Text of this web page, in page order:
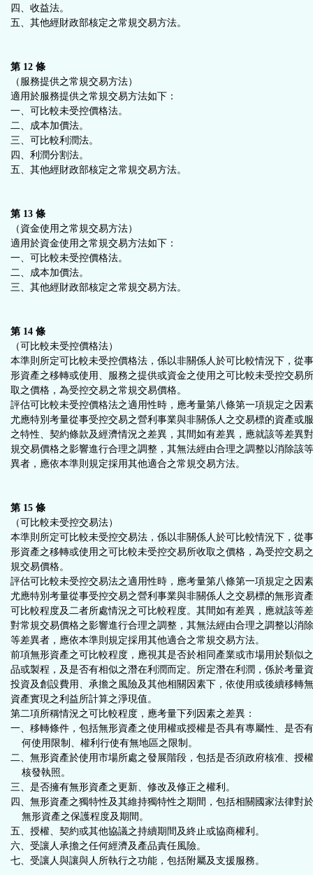
四、收益法。
五、其他經財政部核定之常規交易方法。
第 12 條
（服務提供之常規交易方法）
適用於服務提供之常規交易方法如下：
一、可比較未受控價格法。
二、成本加價法。
三、可比較利潤法。
四、利潤分割法。
五、其他經財政部核定之常規交易方法。
第 13 條
（資金使用之常規交易方法）
適用於資金使用之常規交易方法如下：
一、可比較未受控價格法。
二、成本加價法。
三、其他經財政部核定之常規交易方法。
第 14 條
（可比較未受控價格法）
本準則所定可比較未受控價格法，係以非關係人於可比較情況下，從
形資產之移轉或使用、服務之提供或資金之使用之可比較未受控交易
取之價格，為受控交易之常規交易價格。
評估可比較未受控價格法之適用性時，應考量第八條第一項規定之因
尤應特別考量從事受控交易之營利事業與非關係人之交易標的資產或
之特性、契約條款及經濟情況之差異，其間如有差異，應就該等差異
規交易價格之影響進行合理之調整，其無法經由合理之調整以消除該
異者，應依本準則規定採用其他適合之常規交易方法。
第 15 條
（可比較未受控交易法）
本準則所定可比較未受控交易法，係以非關係人於可比較情況下，從
形資產之移轉或使用之可比較未受控交易所收取之價格，為受控交易
規交易價格。
評估可比較未受控交易法之適用性時，應考量第八條第一項規定之因
尤應特別考量從事受控交易之營利事業與非關係人之交易標的無形資
可比較程度及二者所處情況之可比較程度。其間如有差異，應就該等
對常規交易價格之影響進行合理之調整，其無法經由合理之調整以消
等差異者，應依本準則規定採用其他適合之常規交易方法。
前項無形資產之可比較程度，應視其是否於相同產業或市場用於類似
品或製程，及是否有相似之潛在利潤而定。所定潛在利潤，係於考量
投資及創設費用、承擔之風險及其他相關因素下，依使用或後續移轉
資產實現之利益所計算之淨現值。
第二項所稱情況之可比較程度，應考量下列因素之差異：
一、移轉條件，包括無形資產之使用權或授權是否具有專屬性、是否
何使用限制、權利行使有無地區之限制。
二、無形資產於使用市場所處之發展階段，包括是否須政府核准、授
核發執照。
三、是否擁有無形資產之更新、修改及修正之權利。
四、無形資產之獨特性及其維持獨特性之期間，包括相關國家法律對
無形資產之保護程度及期間。
五、授權、契約或其他協議之持續期間及終止或協商權利。
六、受讓人承擔之任何經濟及產品責任風險。
七、受讓人與讓與人所執行之功能，包括附屬及支援服務。